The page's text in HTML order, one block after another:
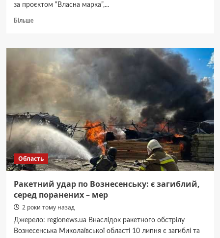
за проєктом “Власна марка”,...
БільшеДокладніше
презентувала
“Скарби
Криму.
Повернення”
Область
Ракетний удар по Вознесенську: є загиблий,
серед поранених – мер
2 роки тому назад
Джерело: regionews.ua Внаслідок ракетного обстрілу
Вознесенська Миколаївської області 10 липня є загиблі та